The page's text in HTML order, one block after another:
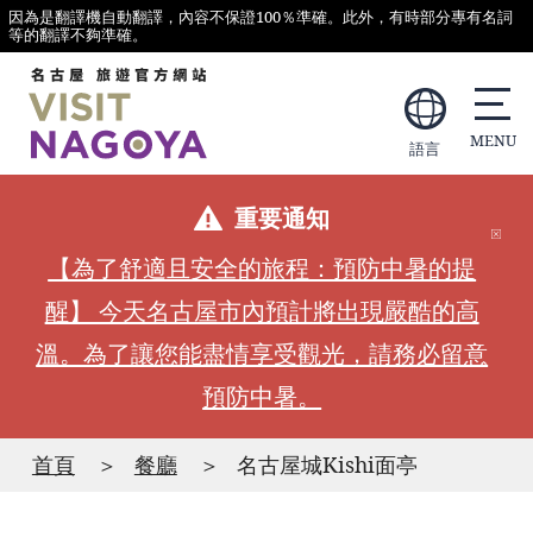
因為是翻譯機自動翻譯，內容不保證100％準確。此外，有時部分專有名詞
等的翻譯不夠準確。
語言
重要通知
【為了舒適且安全的旅程：預防中暑的提
醒】 今天名古屋市內預計將出現嚴酷的高
溫。為了讓您能盡情享受觀光，請務必留意
預防中暑。
首頁 餐廳 名古屋城Kishi面亭